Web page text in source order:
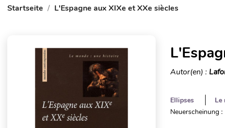
Startseite L'Espagne aux XIXe et XXe siècles
Autor(en) :
Ellipses
Le
Neuerscheinung